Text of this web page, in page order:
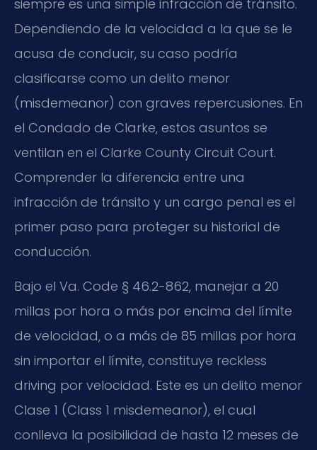
siempre es una simple infracción de tránsito.
Dependiendo de la velocidad a la que se le
acusa de conducir, su caso podría
clasificarse como un delito menor
(misdemeanor) con graves repercusiones. En
el Condado de Clarke, estos asuntos se
ventilan en el Clarke County Circuit Court.
Comprender la diferencia entre una
infracción de tránsito y un cargo penal es el
primer paso para proteger su historial de
conducción.
Bajo el Va. Code § 46.2-862, manejar a 20
millas por hora o más por encima del límite
de velocidad, o a más de 85 millas por hora
sin importar el límite, constituye reckless
driving por velocidad. Este es un delito menor
Clase 1 (Class 1 misdemeanor), el cual
conlleva la posibilidad de hasta 12 meses de